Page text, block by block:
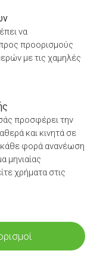
να
προορισμούς
με τις χαμηλές
προσφέρει την
και κινητά σε
κάθε φορά ανανέωση
μηνιαίας
χρήματα στις